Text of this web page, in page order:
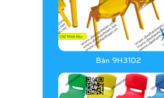
Bàn 9H3102